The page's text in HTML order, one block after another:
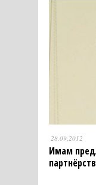
28.09.2012
Имам